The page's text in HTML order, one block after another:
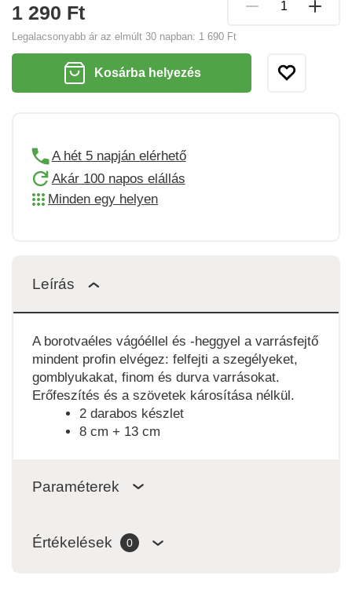
1 290 Ft
Legalacsonyabb ár az elmúlt 30 napban: 1 690 Ft
Kosárba helyezés
A hét 5 napján elérhető
Akár 100 napos elállás
Minden egy helyen
Leírás
A borotvaéles vágóéllel és -heggyel a varrásfejtő
mindent profin elvégez: felfejti a szegélyeket,
gomblyukakat, finom és durva varrásokat.
Erőfeszítés és a szövetek károsítása nélkül.
2 darabos készlet
8 cm + 13 cm
Paraméterek
Értékelések 0